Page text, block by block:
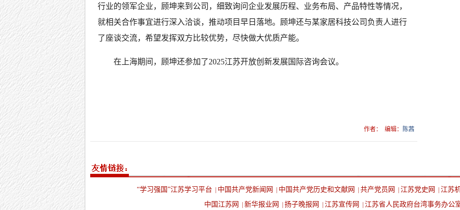
行业的领军企业，顾坤来到公司，细致询问企业发展历程、业务布局、产品特性等情况，
就相关合作事宜进行深入洽谈，推动项目早日落地。顾坤还与某家居科技公司负责人进行
了座谈交流，希望发挥双方比较优势，尽快做大优质产能。
在上海期间，顾坤还参加了2025江苏开放创新发展国际咨询会议。
作者： 编辑： 陈茜
“学习强国”江苏学习平台 中国共产党新闻网 中国共产党历史和文献网 共产党员网 江苏党史网 江苏
中国江苏网
新华报业网 扬子晚报网 江苏宣传网 江苏省人民政府台湾事务办公